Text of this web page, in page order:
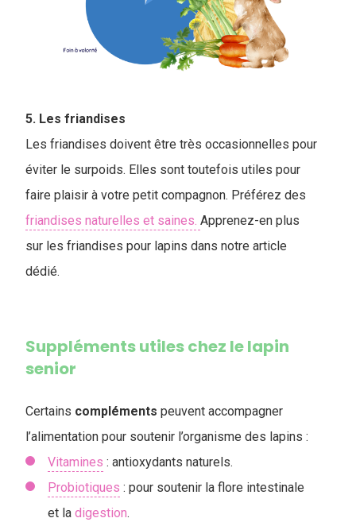
5. Les friandises
Les friandises doivent être très occasionnelles pour
éviter le surpoids. Elles sont toutefois utiles pour
faire plaisir à votre petit compagnon. Préférez des
friandises naturelles et saines. Apprenez-en plus
sur les friandises pour lapins dans notre article
dédié.
Suppléments utiles chez le lapin
senior
Certains compléments peuvent accompagner
l’alimentation pour soutenir l’organisme des lapins :
Vitamines : antioxydants naturels.
Probiotiques : pour soutenir la flore intestinale
et la digestion.